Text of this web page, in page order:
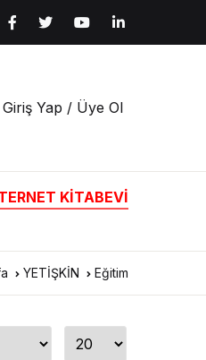
Giriş Yap / Üye Ol
KİTABEVİ
YETİŞKİN Eğitim